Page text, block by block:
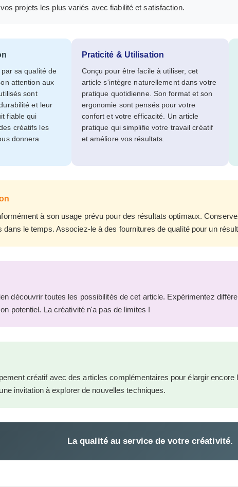
projets les plus variés avec fiabilité et satisfaction.
sa qualité de
attention aux
sont
et leur
fiable qui
créatifs les
donnera
Praticité & Utilisation
Conçu pour être facile à utiliser, cet
article s'intègre naturellement dans votre
pratique quotidienne. Son format et son
ergonomie sont pensés pour votre
confort et votre efficacité. Un article
pratique qui simplifie votre travail créatif
et améliore vos résultats.
à son usage prévu pour des résultats optimaux.
dans le temps. Associez-le à des fournitures de qualité pour un
découvrir toutes les possibilités de cet article. Expérimentez
potentiel. La créativité n'a pas de limites !
créatif avec des articles complémentaires pour élargir encore
invitation à explorer de nouvelles techniques.
La qualité au service de votre créativité.